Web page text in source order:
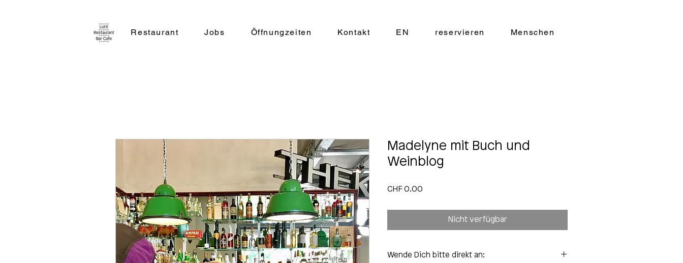
Restaurant Jobs Öffnungzeiten Kontakt EN reservieren Menschen
Madelyne mit Buch und
Weinblog
CHF 0.00
Nicht verfügbar
Wende Dich bitte direkt an: